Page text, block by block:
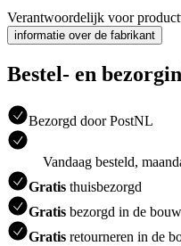
Verantwoordelijk voor
informatie over de fabrikant
Bestel- en
Bezorgd door PostNL
Vandaag besteld,
Gratis thuisbezorgd
Gratis bezorgd in de
Gratis retourneren in de